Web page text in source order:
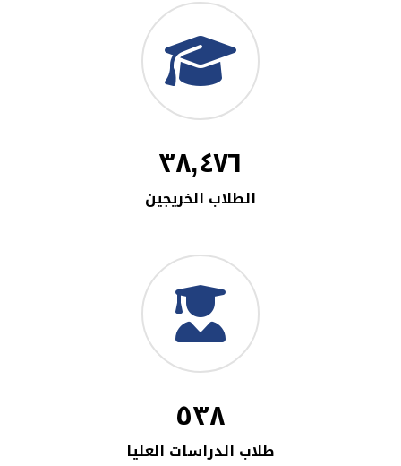
٣٨,٤٧٦
الطلاب الخريجين
٥٣٨
طلاب الدراسات العليا